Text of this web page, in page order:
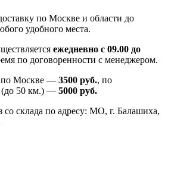
по Москве и области до
удобного места.
ежедневно с 09.00 до
по договоренности с менеджером.
по Москве — 3500 руб., по
(до 50 км.) — 5000 руб.
склада по адресу: МО, г. Балашиха,